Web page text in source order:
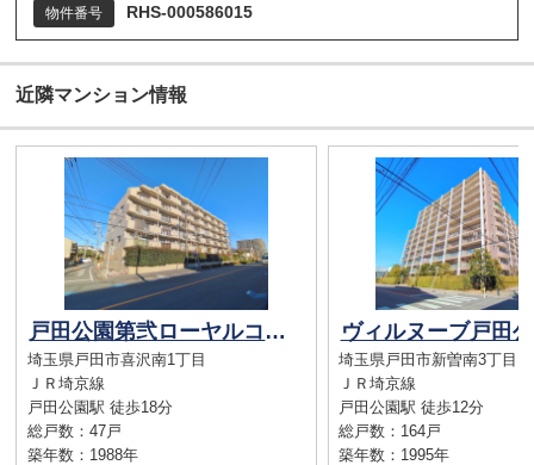
物件番号 RHS-000586015
近隣マンション情報
戸田公園第弐ローヤルコーポ
埼玉県戸田市喜沢南1丁目
ＪＲ埼京線
戸田公園駅 徒歩18分
総戸数：47戸
築年数：1988年
ヴィルヌーブ戸
埼玉県戸田市新曽南3丁目
ＪＲ埼京線
戸田公園駅 徒歩12分
総戸数：164戸
築年数：1995年